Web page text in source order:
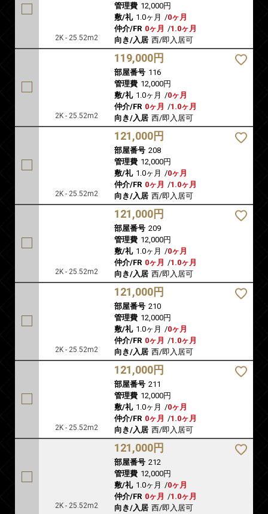
2K - 25.52m2
管理費 12,000円
敷/礼 1.0ヶ月 /0ヶ月
仲介/FR 0ヶ月 /1.0ヶ月
向き/入居 西/即入居可
2K - 25.52m2
119,000円
部屋番号 116
管理費 12,000円
敷/礼 1.0ヶ月 /0ヶ月
仲介/FR 0ヶ月 /1.0ヶ月
向き/入居 西/即入居可
2K - 25.52m2
121,000円
部屋番号 208
管理費 12,000円
敷/礼 1.0ヶ月 /0ヶ月
仲介/FR 0ヶ月 /1.0ヶ月
向き/入居 西/即入居可
2K - 25.52m2
121,000円
部屋番号 209
管理費 12,000円
敷/礼 1.0ヶ月 /0ヶ月
仲介/FR 0ヶ月 /1.0ヶ月
向き/入居 西/即入居可
2K - 25.52m2
121,000円
部屋番号 210
管理費 12,000円
敷/礼 1.0ヶ月 /0ヶ月
仲介/FR 0ヶ月 /1.0ヶ月
向き/入居 西/即入居可
2K - 25.52m2
121,000円
部屋番号 211
管理費 12,000円
敷/礼 1.0ヶ月 /0ヶ月
仲介/FR 0ヶ月 /1.0ヶ月
向き/入居 西/即入居可
2K - 25.52m2
121,000円
部屋番号 212
管理費 12,000円
敷/礼 1.0ヶ月 /0ヶ月
仲介/FR 0ヶ月 /1.0ヶ月
向き/入居 西/即入居可